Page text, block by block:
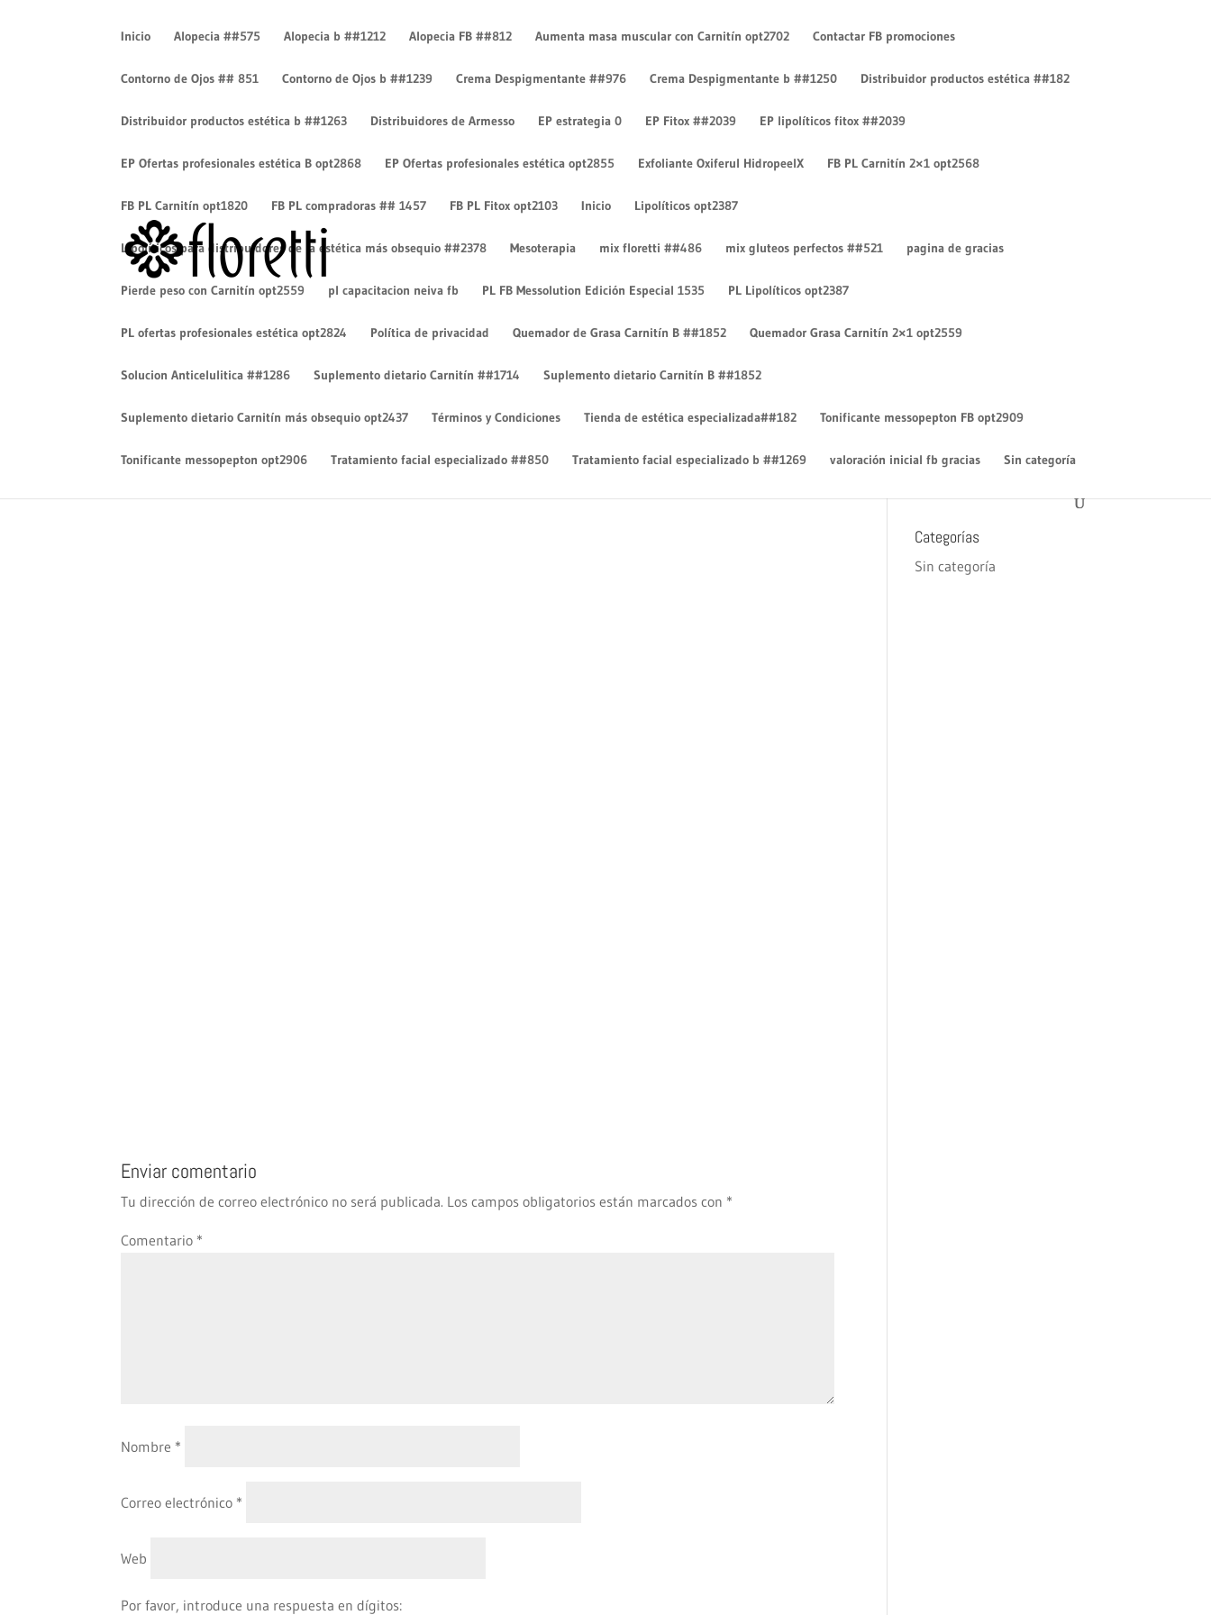
Inicio Alopecia ##575 Alopecia b ##1212 Alopecia FB ##812 Aumenta masa muscular con Carnitín opt2702 Contactar FB promociones
Contorno de Ojos ## 851 Contorno de Ojos b ##1239 Crema Despigmentante ##976 Crema Despigmentante b ##1250 Distribuidor productos estética ##182
Distribuidor productos estética b ##1263 Distribuidores de Armesso EP estrategia 0 EP Fitox ##2039 EP lipolíticos fitox ##2039
EP Ofertas profesionales estética B opt2868 EP Ofertas profesionales estética opt2855 Exfoliante Oxiferul HidropeelX FB PL Carnitín 2×1 opt2568
FB PL Carnitín opt1820 FB PL compradoras ## 1457 FB PL Fitox opt2103 Inicio Lipolíticos opt2387
Lipolíticos para distribuidores de la estética más obsequio ##2378 Mesoterapia mix floretti ##486 mix gluteos perfectos ##521 pagina de gracias
Pierde peso con Carnitín opt2559 pl capacitacion neiva fb PL FB Messolution Edición Especial 1535 PL Lipolíticos opt2387
PL ofertas profesionales estética opt2824 Política de privacidad Quemador de Grasa Carnitín B ##1852 Quemador Grasa Carnitín 2×1 opt2559
Solucion Anticelulitica ##1286 Suplemento dietario Carnitín ##1714 Suplemento dietario Carnitín B ##1852
Suplemento dietario Carnitín más obsequio opt2437 Términos y Condiciones Tienda de estética especializada##182 Tonificante messopepton FB opt2909
Tonificante messopepton opt2906 Tratamiento facial especializado ##850 Tratamiento facial especializado b ##1269 valoración inicial fb gracias Sin categoría
pharmacy-health-white
porCesar Eduardo Camacho|Dic 17, 2018| 0 Comentarios
Enviar comentario
Tu dirección de correo electrónico no será publicada. Los campos obligatorios están marcados con *
Comentario *
Nombre *
Correo electrónico *
Web
Por favor, introduce una respuesta en dígitos:
¡Hola mundo!
Un comentarista de
WordPressen¡Hola mundo!
Archivos
Categorías
Sin categoría